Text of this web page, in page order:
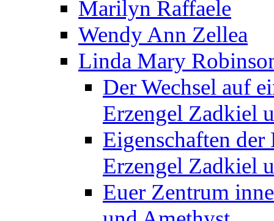
Marilyn Raffaele
Wendy Ann Zellea
Linda Mary
Der Wechsel auf
Erzengel Zadkiel
Eigenschaften
Erzengel Zadkiel
Euer Zentrum